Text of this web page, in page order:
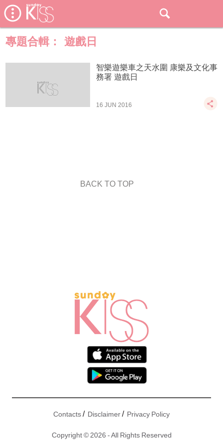
專題合輯： 遊戲日
智樂遊樂車之天水圍 康樂及文化事
務署 遊戲日
16 JUN 2016
BACK TO TOP
Contacts/ Disclaimer/ Privacy Policy
Copyright © 2026 - All Rights Reserved